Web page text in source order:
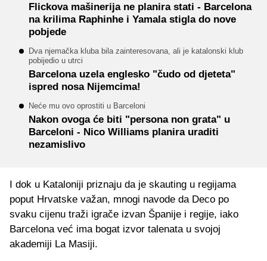
Flickova mašinerija ne planira stati - Barcelona
na krilima Raphinhe i Yamala stigla do nove
pobjede
Dva njemačka kluba bila zainteresovana, ali je katalonski klub
pobijedio u utrci
Barcelona uzela englesko "čudo od djeteta"
ispred nosa Nijemcima!
Neće mu ovo oprostiti u Barceloni
Nakon ovoga će biti "persona non grata" u
Barceloni - Nico Williams planira uraditi
nezamislivo
I dok u Kataloniji priznaju da je skauting u regijama
poput Hrvatske važan, mnogi navode da Deco po
svaku cijenu traži igrače izvan Španije i regije, iako
Barcelona već ima bogat izvor talenata u svojoj
akademiji La Masiji.